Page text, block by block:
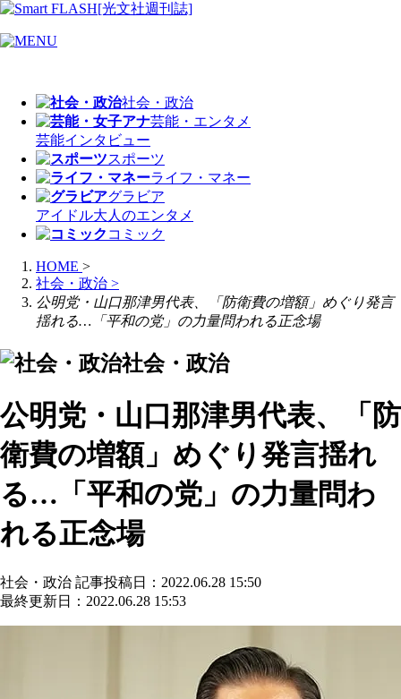
社会・政治
芸能・エンタメ
芸能インタビュー
スポーツ
ライフ・マネー
グラビア
アイドル大人のエンタメ
コミック
HOME >
社会・政治 >
公明党・山口那津男代表、「防衛費の増額」めぐり発言
揺れる…「平和の党」の力量問われる正念場
社会・政治
公明党・山口那津男代表、「防
衛費の増額」めぐり発言揺れ
る…「平和の党」の力量問わ
れる正念場
社会・政治 記事投稿日：2022.06.28 15:50
最終更新日：2022.06.28 15:53